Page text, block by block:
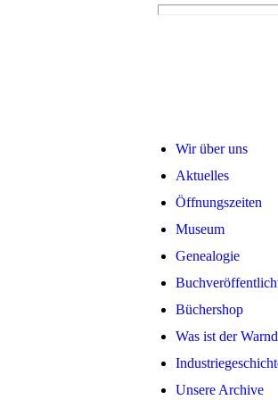
Wir über uns
Aktuelles
Öffnungszeiten
Museum
Genealogie
Büchershop
Was ist der
Unsere Archive